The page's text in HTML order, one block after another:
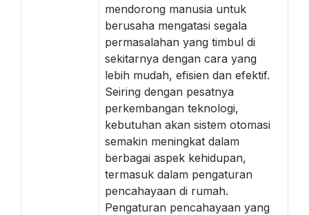
mendorong manusia untuk
berusaha mengatasi segala
permasalahan yang timbul di
sekitarnya dengan cara yang
lebih mudah, efisien dan efektif.
Seiring dengan pesatnya
perkembangan teknologi,
kebutuhan akan sistem otomasi
semakin meningkat dalam
berbagai aspek kehidupan,
termasuk dalam pengaturan
pencahayaan di rumah.
Pengaturan pencahayaan yang